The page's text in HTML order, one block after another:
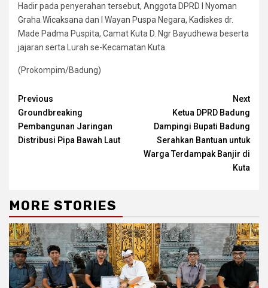
Hadir pada penyerahan tersebut, Anggota DPRD I Nyoman
Graha Wicaksana dan I Wayan Puspa Negara, Kadiskes dr.
Made Padma Puspita, Camat Kuta D. Ngr Bayudhewa beserta
jajaran serta Lurah se-Kecamatan Kuta.
(Prokompim/Badung)
Continue
Reading
Previous
Groundbreaking
Pembangunan Jaringan
Distribusi Pipa Bawah Laut
Next
Ketua DPRD Badung
Dampingi Bupati Badung
Serahkan Bantuan untuk
Warga Terdampak Banjir di
Kuta
MORE STORIES